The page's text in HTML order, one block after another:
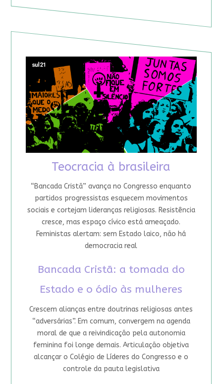
Teocracia à brasileira
“Bancada Cristã” avança no Congresso enquanto
partidos progressistas esquecem movimentos
sociais e cortejam lideranças religiosas. Resistência
cresce, mas espaço cívico está ameaçado.
Feministas alertam: sem Estado laico, não há
democracia real
Bancada Cristã: a tomada do
Estado e o ódio às mulheres
Crescem alianças entre doutrinas religiosas antes
“adversárias”. Em comum, convergem na agenda
moral de que a reivindicação pela autonomia
feminina foi longe demais. Articulação objetiva
alcançar o Colégio de Líderes do Congresso e o
controle da pauta legislativa